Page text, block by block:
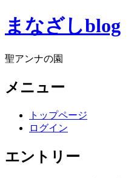
まなざしblog
聖アンナの園
メニュー
トップページ
ログイン
エントリー